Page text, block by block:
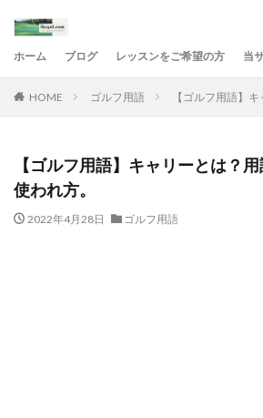
ホーム ブログ レッスンをご希望の方 当
HOME ゴルフ用語 【ゴルフ用語】
【ゴルフ用語】キャリーとは？
使われ方。
2022年4月28日 ゴルフ用語